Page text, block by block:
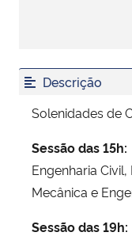
Gabinete de Segurança
Advocacia-Geral da União
Banco Central do Brasil
Planalto
Descrição
Solenidades de
Sessão das 15h:
Engenharia
Mecânica e
Sessão das 19h: